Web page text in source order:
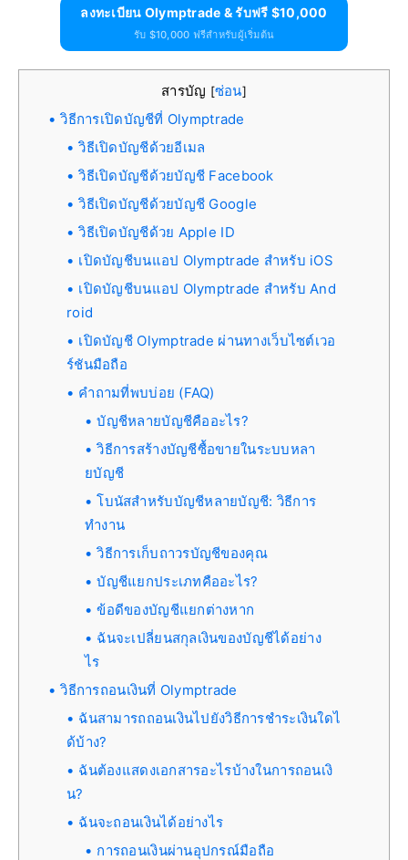
ลงทะเบียน Olymptrade & รับฟรี $10,000
รับ $10,000 ฟรีสำหรับผู้เริ่มต้น
สารบัญ [ซ่อน]
วิธีการเปิดบัญชีที่ Olymptrade
วิธีเปิดบัญชีด้วยอีเมล
วิธีเปิดบัญชีด้วยบัญชี Facebook
วิธีเปิดบัญชีด้วยบัญชี Google
วิธีเปิดบัญชีด้วย Apple ID
เปิดบัญชีบนแอป Olymptrade สำหรับ iOS
เปิดบัญชีบนแอป Olymptrade สำหรับ And
roid
เปิดบัญชี Olymptrade ผ่านทางเว็บไซต์เวอ
ร์ชันมือถือ
คำถามที่พบบ่อย (FAQ)
บัญชีหลายบัญชีคืออะไร?
วิธีการสร้างบัญชีซื้อขายในระบบหลา
ยบัญชี
โบนัสสำหรับบัญชีหลายบัญชี: วิธีการ
ทำงาน
วิธีการเก็บถาวรบัญชีของคุณ
บัญชีแยกประเภทคืออะไร?
ข้อดีของบัญชีแยกต่างหาก
ฉันจะเปลี่ยนสกุลเงินของบัญชีได้อย่าง
ไร
วิธีการถอนเงินที่ Olymptrade
ฉันสามารถถอนเงินไปยังวิธีการชำระเงินใดไ
ด้บ้าง?
ฉันต้องแสดงเอกสารอะไรบ้างในการถอนเงิ
น?
ฉันจะถอนเงินได้อย่างไร
การถอนเงินผ่านอุปกรณ์มือถือ